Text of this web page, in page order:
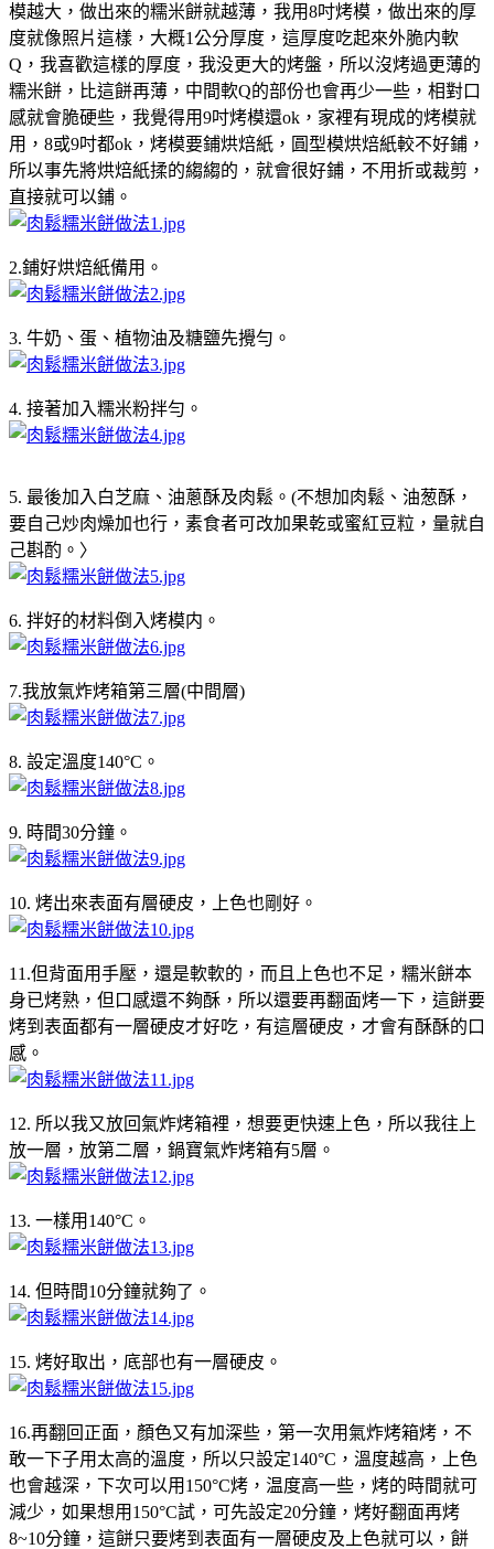
模越大，做出來的糯米餅就越薄，我用8吋烤模，做出來的厚
度就像照片這樣，大概1公分厚度，這厚度吃起來外脆内軟
Q，我喜歡這樣的厚度，我没更大的烤盤，所以沒烤過更薄的
糯米餅，比這餅再薄，中間軟Q的部份也會再少一些，相對口
感就會脆硬些，我覺得用9吋烤模還ok，家裡有現成的烤模就
用，8或9吋都ok，烤模要鋪烘焙紙，圓型模烘焙紙較不好鋪，
所以事先將烘焙紙揉的縐縐的，就會很好鋪，不用折或裁剪，
直接就可以鋪。
2.鋪好烘焙紙備用。
3. 牛奶、蛋、植物油及糖鹽先攪勻。
4. 接著加入糯米粉拌勻。
5. 最後加入白芝麻、油蔥酥及肉鬆。(不想加肉鬆、油葱酥，
要自己炒肉燥加也行，素食者可改加果乾或蜜紅豆粒，量就自
己斟酌。〉
6. 拌好的材料倒入烤模内。
7.我放氣炸烤箱第三層(中間層)
8. 設定溫度140°C。
9. 時間30分鐘。
10. 烤出來表面有層硬皮，上色也剛好。
11.但背面用手壓，還是軟軟的，而且上色也不足，糯米餅本
身已烤熟，但口感還不夠酥，所以還要再翻面烤一下，這餅要
烤到表面都有一層硬皮才好吃，有這層硬皮，才會有酥酥的口
感。
12. 所以我又放回氣炸烤箱裡，想要更快速上色，所以我往上
放一層，放第二層，鍋寶氣炸烤箱有5層。
13. 一樣用140°C。
14. 但時間10分鐘就夠了。
15. 烤好取出，底部也有一層硬皮。
16.再翻回正面，顏色又有加深些，第一次用氣炸烤箱烤，不
敢一下子用太高的溫度，所以只設定140°C，溫度越高，上色
也會越深，下次可以用150°C烤，温度高一些，烤的時間就可
減少，如果想用150°C試，可先設定20分鐘，烤好翻面再烤
8~10分鐘，這餅只要烤到表面有一層硬皮及上色就可以，餅